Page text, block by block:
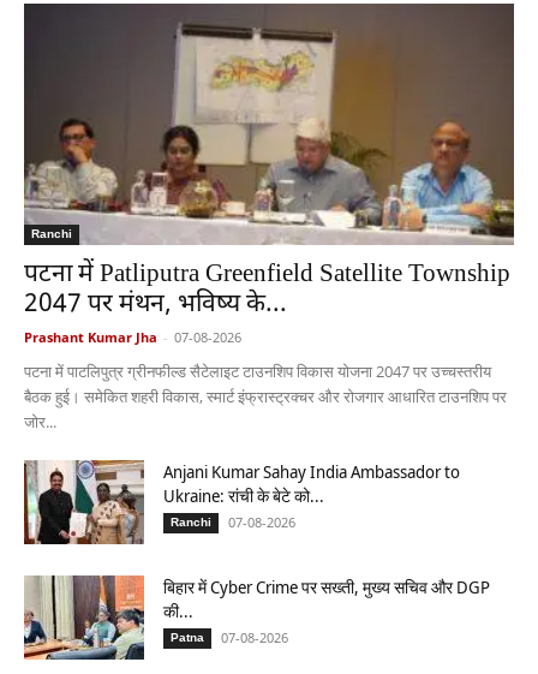
Ranchi
पटना में Patliputra Greenfield Satellite Township
2047 पर मंथन, भविष्य के...
Prashant Kumar Jha - 07-08-2026
पटना में पाटलिपुत्र ग्रीनफील्ड सैटेलाइट टाउनशिप विकास योजना 2047 पर उच्चस्तरीय
बैठक हुई। समेकित शहरी विकास, स्मार्ट इंफ्रास्ट्रक्चर और रोजगार आधारित टाउनशिप पर
जोर...
Anjani Kumar Sahay India Ambassador to
Ukraine: रांची के बेटे को...
Ranchi 07-08-2026
बिहार में Cyber Crime पर सख्ती, मुख्य सचिव और DGP
की...
Patna 07-08-2026